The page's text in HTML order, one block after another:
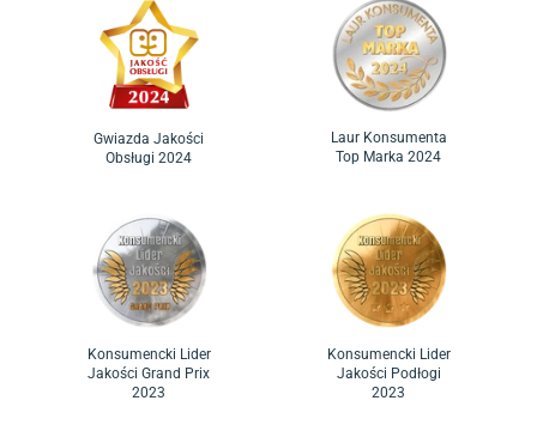
Gwiazda Jakości
Obsługi 2024
Laur Konsumenta
Top Marka 2024
Konsumencki Lider
Jakości Grand Prix
2023
Konsumencki Lider
Jakości Podłogi
2023